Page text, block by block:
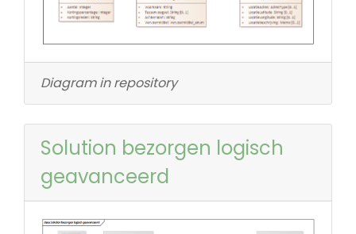
Diagram in repository
Solution bezorgen logisch
geavanceerd